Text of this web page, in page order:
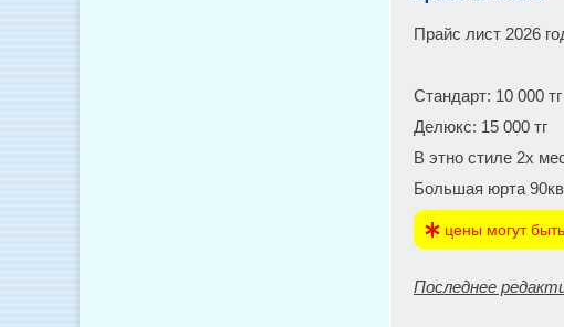
Прайс лист 2026
Стандарт: 10 000 тг
Делюкс: 15 000 тг
В этно стиле 2х
Большая юрта
цены могут
Последнее